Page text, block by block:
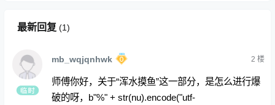
最新回复 (1)
mb_wqjqnhwk 2 楼
师傅你好，关于“浑水摸鱼”这一部分，是怎么进行爆
破的呀，b"%" + str(nu).encode("utf-